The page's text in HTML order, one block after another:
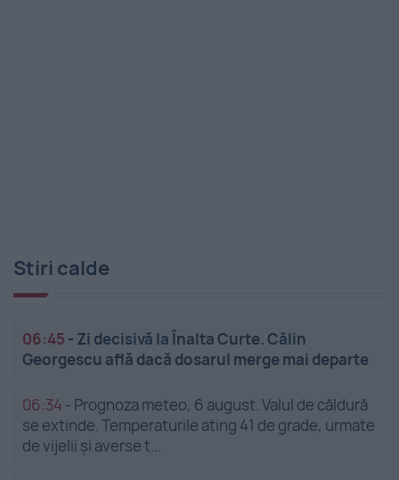
Stiri calde
06:45 - Zi decisivă la Înalta Curte. Călin
Georgescu află dacă dosarul merge mai departe
06:34 - Prognoza meteo, 6 august. Valul de căldură
se extinde. Temperaturile ating 41 de grade, urmate
de vijelii și averse t...